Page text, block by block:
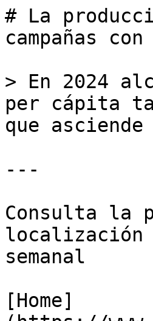
# La
campañas
> En 2024
per cápita
que
---
Consulta la
localización
semanal
[Home]